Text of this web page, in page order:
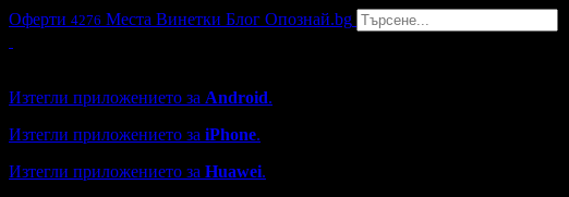
Оферти 4276 Места Винетки Блог Опознай.bg
Изтегли приложението за Android.
Изтегли приложението за iPhone.
Изтегли приложението за Huawei.